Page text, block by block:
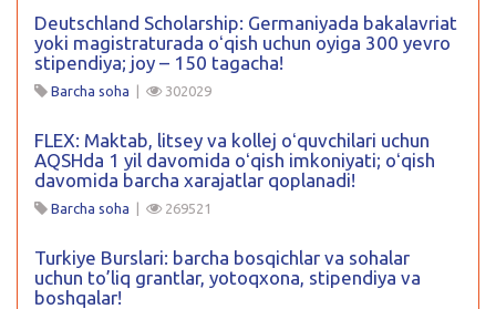
Deutschland Scholarship: Germaniyada bakalavriat
yoki magistraturada oʻqish uchun oyiga 300 yevro
stipendiya; joy – 150 tagacha!
Barcha soha | 302029
FLEX: Maktab, litsey va kollej oʻquvchilari uchun
AQSHda 1 yil davomida oʻqish imkoniyati; oʻqish
davomida barcha xarajatlar qoplanadi!
Barcha soha | 269521
Turkiye Burslari: barcha bosqichlar va sohalar
uchun to’liq grantlar, yotoqxona, stipendiya va
boshqalar!